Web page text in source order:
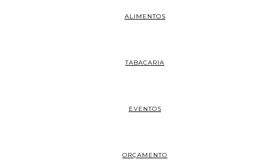
ALIMENTOS
TABACARIA
EVENTOS
ORÇAMENTO